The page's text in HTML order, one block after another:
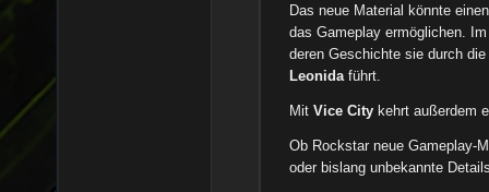
Das neue Material könnte
das Gameplay ermöglichen.
deren Geschichte sie durch
Leonida führt.
MitVice City kehrt außerdem
Ob Rockstar neue Gameplay-
oder bislang unbekannte